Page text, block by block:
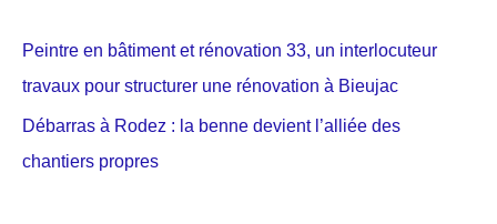
Peintre en bâtiment et rénovation 33, un interlocuteur
travaux pour structurer une rénovation à Bieujac
Débarras à Rodez : la benne devient l’alliée des
chantiers propres